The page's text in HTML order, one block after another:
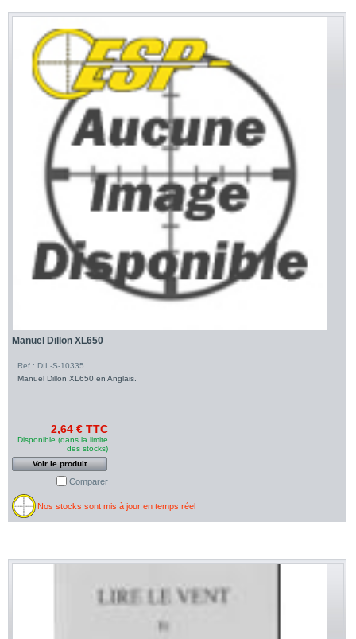
Manuel Dillon XL650
Ref : DIL-S-10335
Manuel Dillon XL650 en Anglais.
2,64 € TTC
Disponible (dans la limite
des stocks)
Voir le produit
Comparer
Nos stocks sont mis à jour en temps réel